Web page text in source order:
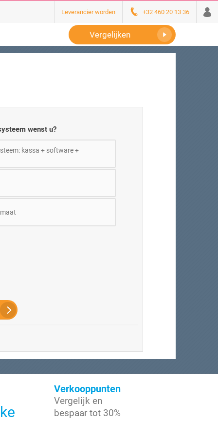
Leverancier worden +32 460 20 13 36
Vergelijken
wenst u?
kassa + software +
Verkooppunten
Vergelijk en
bespaar tot 30%